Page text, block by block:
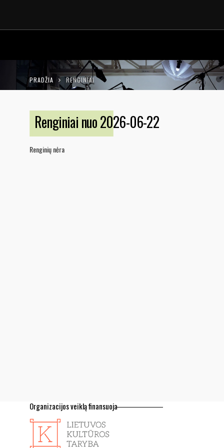
LT EN
PRADŽIA RENGINIAI
Renginiai nuo 2026-06-22
Renginių nėra
Organizacijos veiklą finansuoja